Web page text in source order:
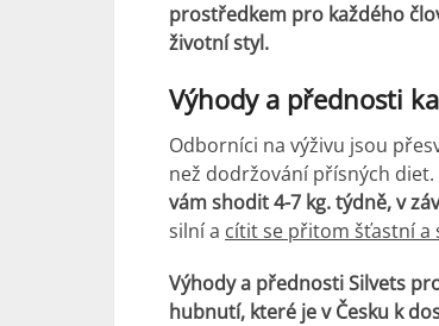
prostředkem pro každého
životní styl.
Výhody a přednosti
Odborníci na výživu jsou
než dodržování přísných
vám shodit 4-7 kg. týdně, v
silní a cítit se přitom šťastní a
Výhody a přednosti Silvets
hubnutí, které je v Česku k